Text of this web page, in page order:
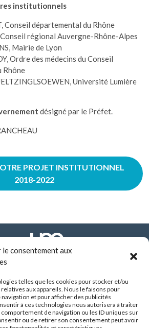
le consentement aux
telles que les cookies pour stocker et/ou
aux appareils. Nous le faisons pour
et pour afficher des publicités
à ces technologies nous autorisera à traiter
de navigation ou les ID uniques sur
ou de retirer son consentement peut avoir
institutionnels
Conseil départemental du Rhône
régional Auvergne-Rhône-Alpes
Mairie de Lyon
Ordre des médecins du Conseil
Rhône
Université Lumière
désigné par le Préfet.
PROJET INSTITUTIONNEL
2018-2022
FONDATION ARHM
de Vienne - BP 8252
69355 LYON CEDEX
04 37 90 10 10